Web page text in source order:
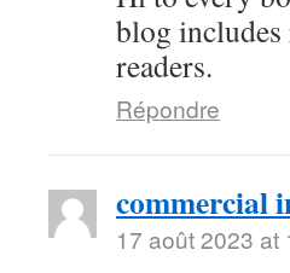
blog includes
readers.
Répondre
commercial
17 août 2023 at